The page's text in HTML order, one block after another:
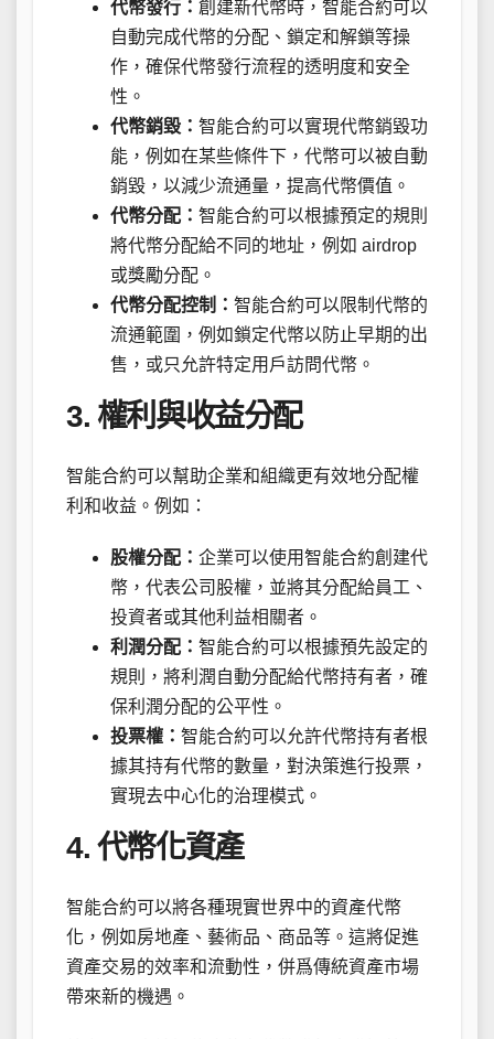
代幣發行： 創建新代幣時，智能合約可以
自動完成代幣的分配、鎖定和解鎖等操
作，確保代幣發行流程的透明度和安全
性。
代幣銷毀： 智能合約可以實現代幣銷毀功
能，例如在某些條件下，代幣可以被自動
銷毀，以減少流通量，提高代幣價值。
代幣分配： 智能合約可以根據預定的規則
將代幣分配給不同的地址，例如 airdrop
或獎勵分配。
代幣分配控制： 智能合約可以限制代幣的
流通範圍，例如鎖定代幣以防止早期的出
售，或只允許特定用戶訪問代幣。
3. 權利與收益分配
智能合約可以幫助企業和組織更有效地分配權
利和收益。例如：
股權分配： 企業可以使用智能合約創建代
幣，代表公司股權，並將其分配給員工、
投資者或其他利益相關者。
利潤分配： 智能合約可以根據預先設定的
規則，將利潤自動分配給代幣持有者，確
保利潤分配的公平性。
投票權： 智能合約可以允許代幣持有者根
據其持有代幣的數量，對決策進行投票，
實現去中心化的治理模式。
4. 代幣化資產
智能合約可以將各種現實世界中的資產代幣
化，例如房地產、藝術品、商品等。這將促進
資產交易的效率和流動性，併爲傳統資產市場
帶來新的機遇。